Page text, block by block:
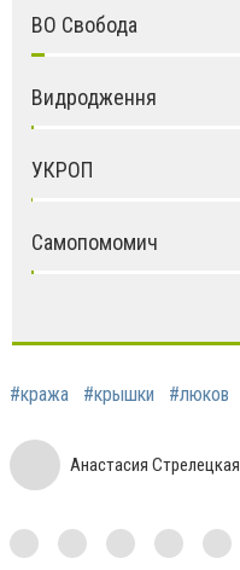
ВО Свобода
Видродження
УКРОП
Самопомомич
#кража #крышки #люков
Анастасия Стрелецкая